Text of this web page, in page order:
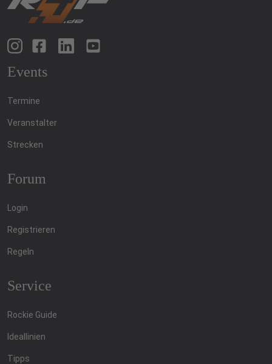
Events
Termine
Veranstalter
Strecken
Forum
Login
Registrieren
Regeln
Service
Rockie Guide
Ideallinien
Tipps